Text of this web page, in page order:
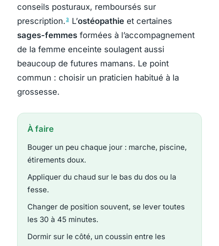
conseils posturaux, remboursés sur
prescription.3 L’ostéopathie et certaines
sages-femmes formées à l’accompagnement
de la femme enceinte soulagent aussi
beaucoup de futures mamans. Le point
commun : choisir un praticien habitué à la
grossesse.
À faire
Bouger un peu chaque jour : marche, piscine,
étirements doux.
Appliquer du chaud sur le bas du dos ou la
fesse.
Changer de position souvent, se lever toutes
les 30 à 45 minutes.
Dormir sur le côté, un coussin entre les